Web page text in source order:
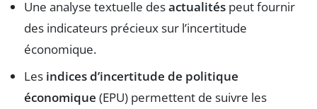
Une analyse textuelle desactualités peut fournir
des indicateurs précieux sur l’incertitude
économique.
Les indices d’incertitude de politique
économique (EPU) permettent de suivre les